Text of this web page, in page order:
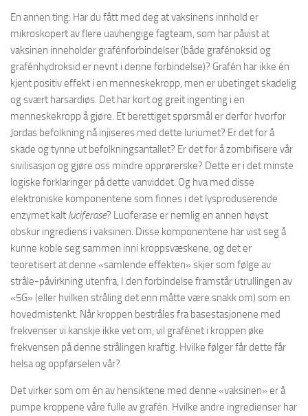
En annen ting: Har du fått med deg at vaksinens innhold er
mikroskopert av flere uavhengige fagteam, som har påvist at
vaksinen inneholder grafénforbindelser (både grafénoksid og
grafénhydroksid er nevnt i denne forbindelse)? Grafén har ikke én
kjent positiv effekt i en menneskekropp, men er ubetinget skadelig
og svært harsardiøs. Det har kort og greit ingenting i en
menneskekropp å gjøre. Et berettiget spørsmål er derfor hvorfor
Jordas befolkning nå injiseres med dette luriumet? Er det for å
skade og tynne ut befolkningsantallet? Er det for å zombifisere vår
sivilisasjon og gjøre oss mindre opprørerske? Dette er i det minste
logiske forklaringer på dette vanviddet. Og hva med disse
elektroniske komponentene som finnes i det lysproduserende
enzymet kalt luciferase? Luciferase er nemlig en annen høyst
obskur ingrediens i vaksinen. Disse komponentene har vist seg å
kunne koble seg sammen inni kroppsvæskene, og det er
teoretisert at denne «samlende effekten» skjer som følge av
stråle-påvirkning utenfra, I den forbindelse framstår utrullingen av
«5G» (eller hvilken stråling det enn måtte være snakk om) som en
hovedmistenkt. Når kroppen bestråles fra basestasjonene med
frekvenser vi kanskje ikke vet om, vil grafénet i kroppen øke
frekvensen på denne strålingen kraftig. Hvilke følger får dette får
helsa og oppførselen vår?
Det virker som om én av hensiktene med denne «vaksinen» er å
pumpe kroppene våre fulle av grafén. Hvilke andre ingredienser har